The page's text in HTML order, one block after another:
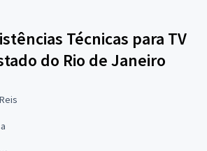
Técnicas para TV
do Rio de Janeiro